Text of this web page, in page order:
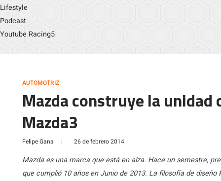
Lifestyle
Podcast
Youtube Racing5
AUTOMOTRIZ
Mazda construye la
Mazda3
Felipe Gana | 26 de febrero 2014
Mazda es una marca que está en alza. Hace un semestre,
que cumplió 10 años en Junio de 2013. La filosofía de